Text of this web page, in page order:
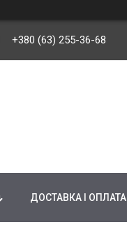
+380 (63) 255-36-68
ДОСТАВКА І ОПЛАТА